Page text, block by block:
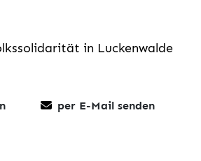
in Luckenwalde
per E-Mail senden